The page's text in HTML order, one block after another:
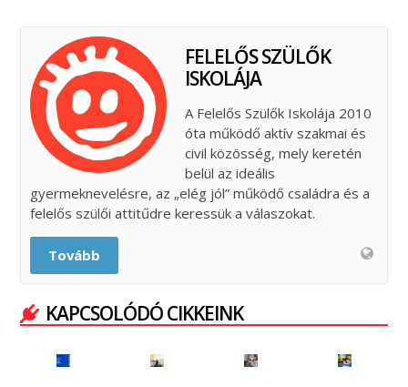
FELELŐS SZÜLŐK
ISKOLÁJA
A Felelős Szülők Iskolája 2010
óta működő aktív szakmai és
civil közösség, mely keretén
belül az ideális
gyermeknevelésre, az „elég jól” működő családra és a
felelős szülői attitűdre keressük a válaszokat.
Tovább
KAPCSOLÓDÓ CIKKEINK